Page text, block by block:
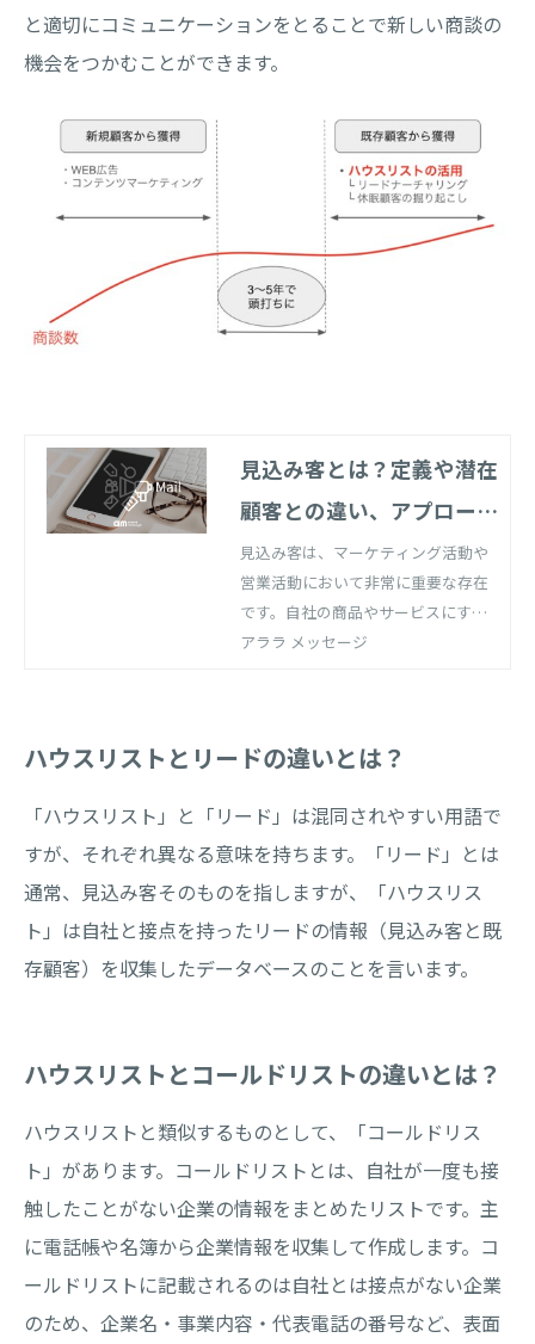
と適切にコミュニケーションをとることで新しい商談の
機会をつかむことができます。
見込み客とは？定義や潜在
顧客との違い、アプローチ
方法について解説！
見込み客は、マーケティング活動や
営業活動において非常に重要な存在
です。自社の商品やサービスにすで
に関心を持っており、適切なアプロ
の定義から、見込み客への最適なア
アララ メッセージ
ハウスリストとリードの違いとは？
「ハウスリスト」と「リード」は混同されやすい用語で
すが、それぞれ異なる意味を持ちます。「リード」とは
通常、見込み客そのものを指しますが、「ハウスリス
ト」は自社と接点を持ったリードの情報（見込み客と既
存顧客）を収集したデータベースのことを言います。
ハウスリストとコールドリストの違いとは？
ハウスリストと類似するものとして、「コールドリス
ト」があります。コールドリストとは、自社が一度も接
触したことがない企業の情報をまとめたリストです。主
に電話帳や名簿から企業情報を収集して作成します。コ
ールドリストに記載されるのは自社とは接点がない企業
のため、企業名・事業内容・代表電話の番号など、表面